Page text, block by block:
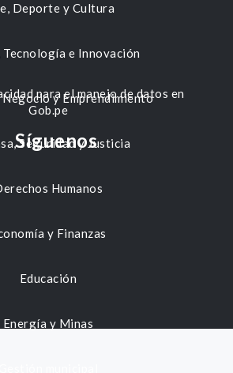
Deporte y Cultura
Tecnología e Innovación
y Emprendimiento
Seguridad y Justicia
Humanos
y Finanzas
Educación
Energía y Minas
para el manejo de datos en
Gob.pe
Síguenos